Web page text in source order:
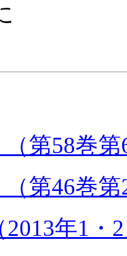
（第58巻
（第46巻
2013年1